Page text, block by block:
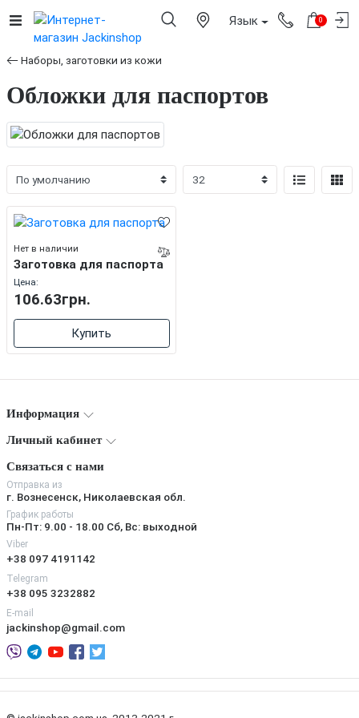
Язык 0
Наборы, заготовки из кожи
Обложки для паспортов
Нет в наличии
Заготовка для паспорта
Цена:
106.63грн.
Купить
Информация
Личный кабинет
Связаться с нами
Отправка из
г. Вознесенск, Николаевская обл.
График работы
Пн-Пт: 9.00 - 18.00 Сб, Вс: выходной
Viber
+38 097 4191142
Telegram
+38 095 3232882
E-mail
jackinshop@gmail.com